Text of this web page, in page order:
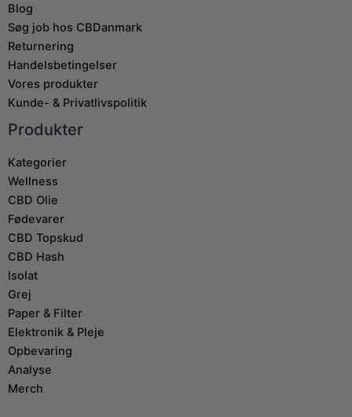
Blog
Søg job hos CBDanmark
Returnering
Handelsbetingelser
Vores produkter
Kunde- & Privatlivspolitik
Produkter
Kategorier
Wellness
CBD Olie
Fødevarer
CBD Topskud
CBD Hash
Isolat
Grej
Paper & Filter
Elektronik & Pleje
Opbevaring
Analyse
Merch